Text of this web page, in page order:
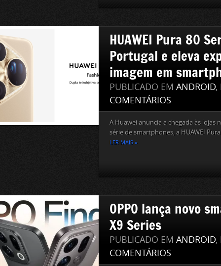
HUAWEI Pura 80
Portugal e eleva
imagem em
PUBLICADO EM ANDROID,
COMENTÁRIOS
A Huawei anuncia a chegada às lojas
série de smartphones, a HUAWEI
LER MAIS »
OPPO lança novo
X9 Series
PUBLICADO EM ANDROID,
COMENTÁRIOS